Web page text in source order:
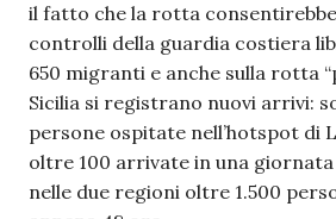
il fatto che la rotta
controlli della guardia costiera
650 migranti e anche sulla rotta
Sicilia si registrano nuovi arrivi:
persone ospitate nell’hotspot di
oltre 100 arrivate in una
nelle due regioni oltre 1.500